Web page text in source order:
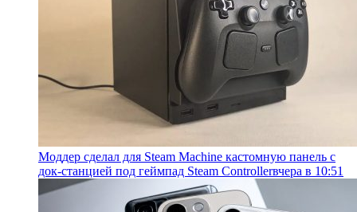
Моддер сделал для Steam Machine кастомную панель с
док-станцией под геймпад Steam Controllerвчера в 10:51